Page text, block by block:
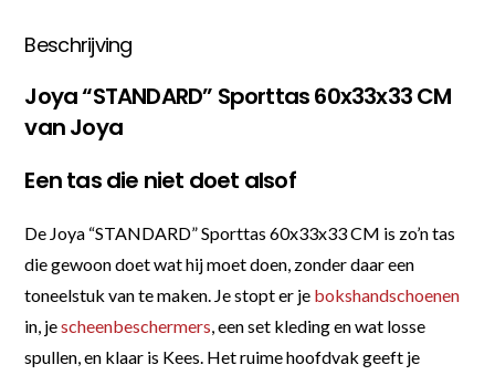
Beschrijving
Joya “STANDARD” Sporttas 60x33x33 CM
van Joya
Een tas die niet doet alsof
De Joya “STANDARD” Sporttas 60x33x33 CM is zo’n tas
die gewoon doet wat hij moet doen, zonder daar een
toneelstuk van te maken. Je stopt er je bokshandschoenen
in, jescheenbeschermers , een set kleding en wat losse
spullen, en klaar is Kees. Het ruime hoofdvak geeft je